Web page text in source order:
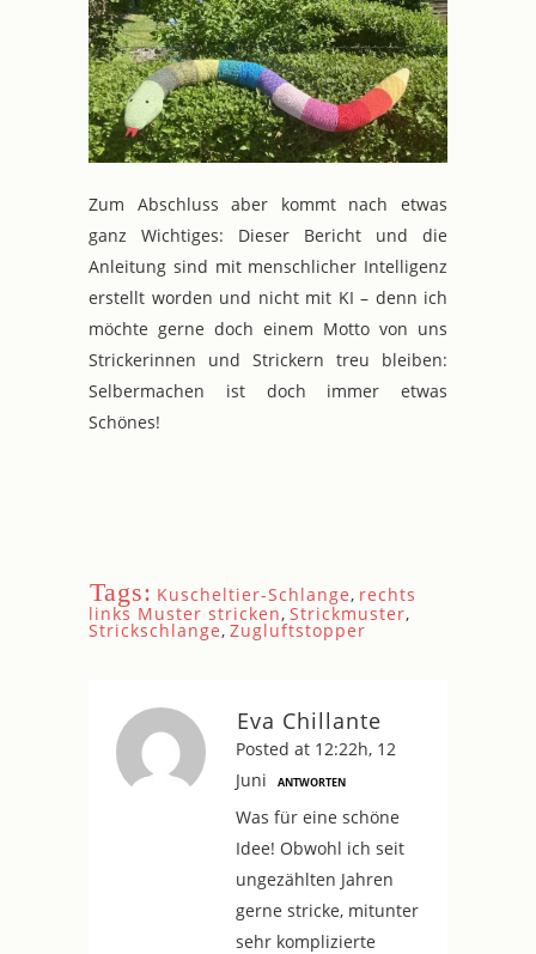
Zum Abschluss aber kommt nach etwas
ganz Wichtiges: Dieser Bericht und die
Anleitung sind mit menschlicher Intelligenz
erstellt worden und nicht mit KI – denn ich
möchte gerne doch einem Motto von uns
Strickerinnen und Strickern treu bleiben:
Selbermachen ist doch immer etwas
Schönes!
Tags: Kuscheltier-Schlange, rechts
links Muster stricken, Strickmuster,
Strickschlange, Zugluftstopper
Eva Chillante
Posted at 12:22h, 12
Juni
ANTWORTEN
Was für eine schöne
Idee! Obwohl ich seit
ungezählten Jahren
gerne stricke, mitunter
sehr komplizierte